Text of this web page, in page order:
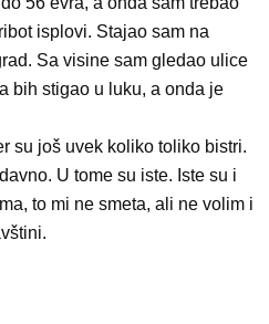
isplovi. Stajao sam na
Sa visine sam gledao ulice
bih stigao u luku, a onda je
su još uvek koliko toliko bistri.
U tome su iste. Iste su i
to mi ne smeta, ali ne volim i